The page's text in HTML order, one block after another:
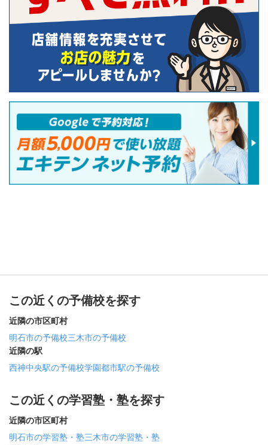
この近くの予備校を探す
近隣の市区町村
明石市の予備校三木市の予備校
近隣の駅
西神中央駅の予備校学園都市駅の予備校
この近くの学習塾・塾を探す
近隣の市区町村
明石市の学習塾・塾三木市の学習塾・塾